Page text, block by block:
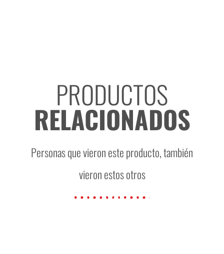
PRODUCTOS
RELACIONADOS
Personas que vieron este producto, también
vieron estos otros